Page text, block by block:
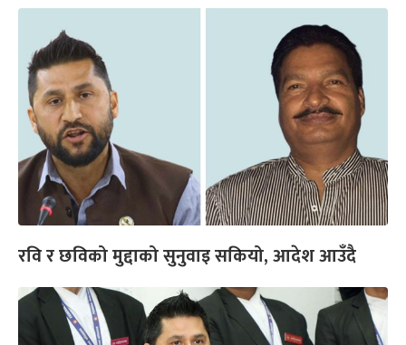
रवि र छविको मुद्दाको सुनुवाइ सकियो, आदेश आउँदै